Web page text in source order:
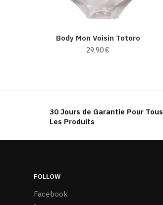
Body Mon Voisin Totoro
29,90€
variations.
options
30 Jours de Garantie Pour Tous
Les Produits
FOLLOW
Facebook